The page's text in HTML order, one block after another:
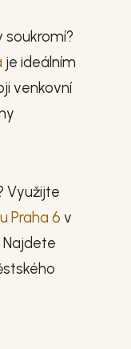
soukromí?
je ideálním
venkovní
Využijte
Praha 6 v
Najdete